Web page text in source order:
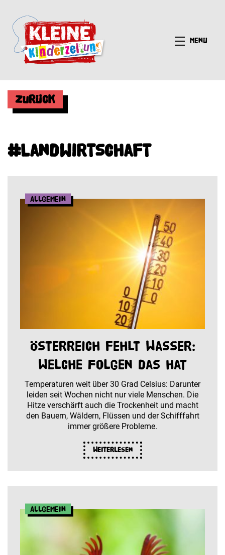
Menü
Zurück
#Landwirtschaft
Allgemein
Österreich fehlt Wasser:
Welche Folgen das hat
Temperaturen weit über 30 Grad Celsius: Darunter
leiden seit Wochen nicht nur viele Menschen. Die
Hitze verschärft auch die Trockenheit und macht
den Bauern, Wäldern, Flüssen und der Schifffahrt
immer größere Probleme.
Weiterlesen
Allgemein